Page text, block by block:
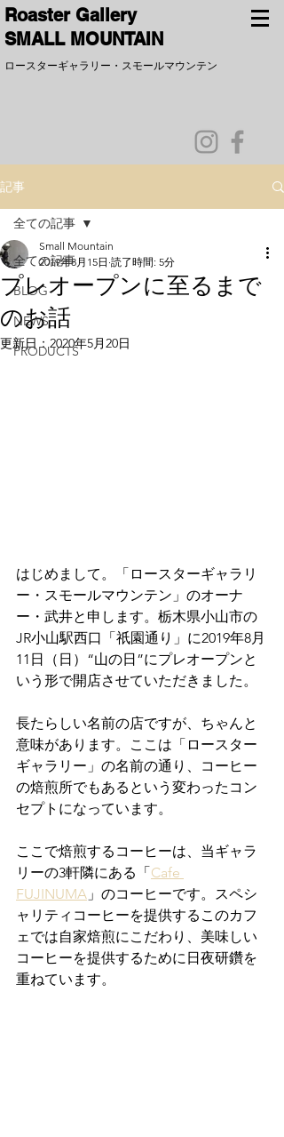
​Roaster Gallery
SMALL MOUNTAIN
ロースターギャラリー ​・ スモールマウンテン
記事
全ての記事
BLOG
NEWS
PRODUCTS
全ての記事
プレオープンに至るまで
のお話
Small Mountain
2019年8月15日 読了時間: 5分
更新日：2020年5月20日
はじめまして。「ロースターギャラリ
ー・スモールマウンテン」のオーナ
ー・武井と申します。栃木県小山市の
JR小山駅西口「祇園通り」に2019年8月
11日（日）“山の日”にプレオープンと
いう形で開店させていただきました。
長たらしい名前の店ですが、ちゃんと
意味があります。ここは「ロースター
ギャラリー」の名前の通り、コーヒー
の焙煎所でもあるという変わったコン
セプトになっています。
ここで焙煎するコーヒーは、当ギャラ
リーの3軒隣にある「 Cafe
FUJINUMA 」のコーヒーです。スペシ
ャリティコーヒーを提供するこのカフ
ェでは自家焙煎にこだわり、美味しい
コーヒーを提供するために日夜研鑽を
重ねています。